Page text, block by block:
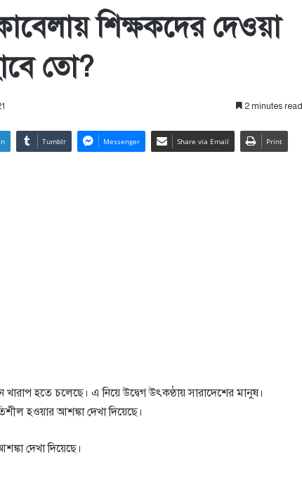
শিক্ষকদের দেওয়া
তো?
2 minutes read
Tumblr Messenger Share via Email Print
খারাপ হতে চলেছে। এ নিয়ে উদ্বেগ উৎকণ্ঠায় সারাদেশের মানুষ।
হওয়ার আশঙ্কা দেখা দিয়েছে।
দেখা দিয়েছে।